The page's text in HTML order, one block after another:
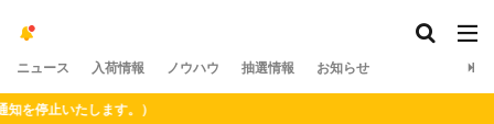
ニュース 入荷情報 ノウハウ 抽選情報 お知らせ
止いたします。）